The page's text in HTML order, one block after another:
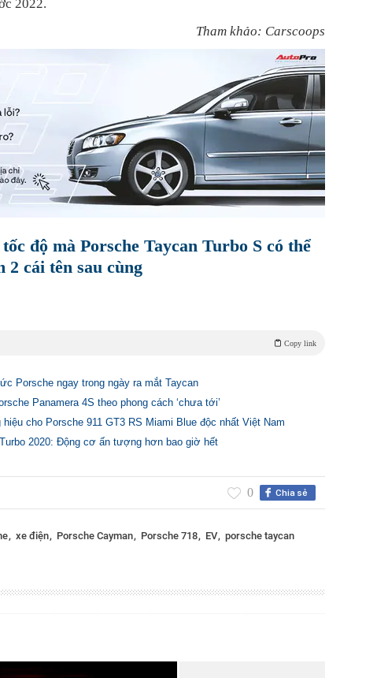
2022.
Tham khảo: Carscoops
độ mà Porsche Taycan Turbo S có thể
2 cái tên sau cùng
Copy link
Porsche ngay trong ngày ra mắt Taycan
Panamera 4S theo phong cách ‘chưa tới’
cho Porsche 911 GT3 RS Miami Blue độc nhất Việt Nam
2020: Động cơ ấn tượng hơn bao giờ hết
Chia sẻ
0
xe điện Porsche Cayman Porsche 718 EV porsche taycan